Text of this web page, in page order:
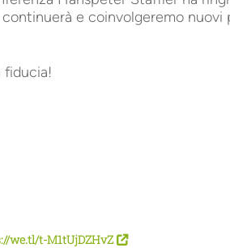
e coinvolgeremo nuovi
fiducia!
we.tl/t-M1tUjDZHvZ